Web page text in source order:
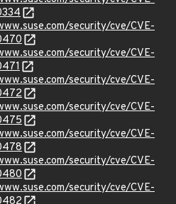
security/cve/CVE-
security/cve/CVE-
security/cve/CVE-
security/cve/CVE-
security/cve/CVE-
security/cve/CVE-
security/cve/CVE-